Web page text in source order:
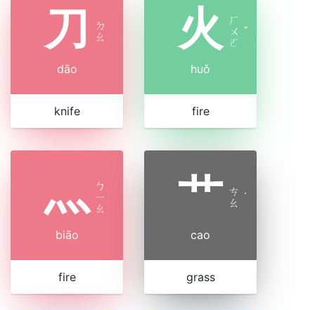
刀
ㄉ
ㄠ
dāo
knife
火
ㄏ
ㄨ
ㄛ
ˇ
huǒ
fire
灬 ㄅ
ㄧ
ㄠ
biāo
fire
艹 ㄘ
ㄠ ˙
cao
grass